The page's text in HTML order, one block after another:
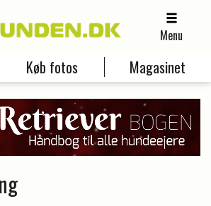
Menu
Køb fotos Magasinet